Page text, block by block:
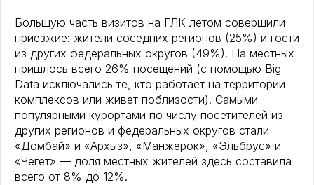
Большую часть визитов на ГЛК летом совершили
приезжие: жители соседних регионов (25%) и гости
из других федеральных округов (49%). На местных
пришлось всего 26% посещений (с помощью Big
Data исключались те, кто работает на территории
комплексов или живет поблизости). Самыми
популярными курортами по числу посетителей из
других регионов и федеральных округов стали
«Домбай» и «Архыз», «Манжерок», «Эльбрус» и
«Чегет» — доля местных жителей здесь составила
всего от 8% до 12%.